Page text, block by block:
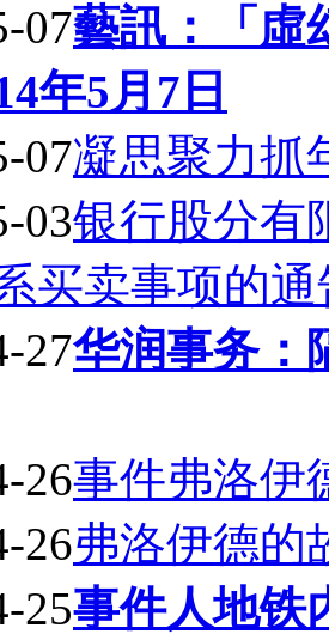
07藝訊：「虛
年5月7日
07凝思聚力抓
03银行股分有
买卖事项的通
27华润事务：
26事件弗洛伊
26弗洛伊德的
25事件人地铁